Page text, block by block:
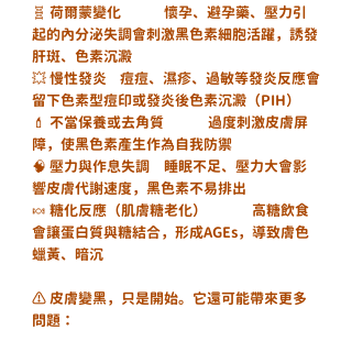
🧬 荷爾蒙變化	懷孕、避孕藥、壓力引
起的內分泌失調會刺激黑色素細胞活躍，誘發
肝斑、色素沉澱
💥 慢性發炎	痘痘、濕疹、過敏等發炎反應會
留下色素型痘印或發炎後色素沉澱（PIH）
💄 不當保養或去角質	過度刺激皮膚屏
障，使黑色素產生作為自我防禦
🧠 壓力與作息失調	睡眠不足、壓力大會影
響皮膚代謝速度，黑色素不易排出
🍬 糖化反應（肌膚糖老化）	高糖飲食
會讓蛋白質與糖結合，形成AGEs，導致膚色
蠟黃、暗沉
⚠️ 皮膚變黑，只是開始。它還可能帶來更多
問題：